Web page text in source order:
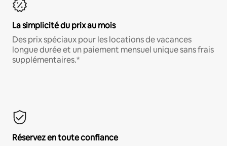
La simplicité du prix au mois
Des prix spéciaux pour les locations de vacances
longue durée et un paiement mensuel unique sans frais
supplémentaires.*
Réservez en toute confiance